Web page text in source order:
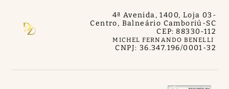
MICHEL FERNANDO BENELLI
4ª Avenida, 1400, Loja 03 -
Centro, Balneário Camboriú-SC
CEP: 88330-112
CNPJ: 36.347.196/0001-32